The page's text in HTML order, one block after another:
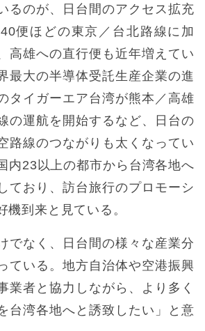
るのが、日台間のアクセス拡充
便ほどの東京／台北路線に加
高雄への直行便も近年増えてい
最大の半導体受託生産企業の進
タイガーエア台湾が熊本／高雄
の運航を開始するなど、日台の
路線のつながりも太くなってい
内23以上の都市から台湾各地へ
ており、訪台旅行のプロモーシ
機到来と見ている。
でなく、日台間の様々な産業分
ている。地方自治体や空港振興
業者と協力しながら、より多く
台湾各地へと誘致したい」と意